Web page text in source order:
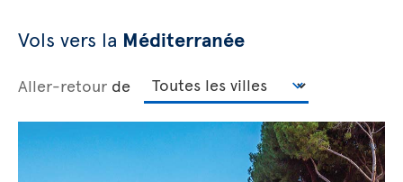
Vols vers la Méditerranée
Aller-retour de